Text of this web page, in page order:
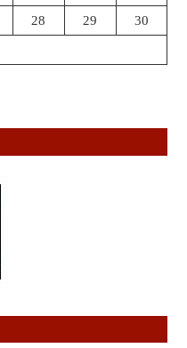
28 29 30